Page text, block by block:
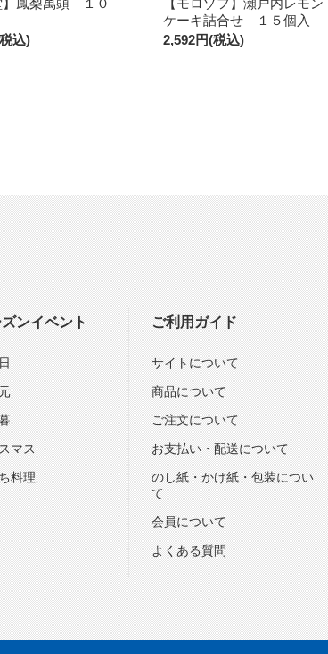
込)
ケーキ詰合せ １５個入
2,592円(税込)
ンイベント
マス
料理
ご利用ガイド
サイトについて
商品について
ご注文について
お支払い・配送について
のし紙・かけ紙・包装につい
て
会員について
よくある質問